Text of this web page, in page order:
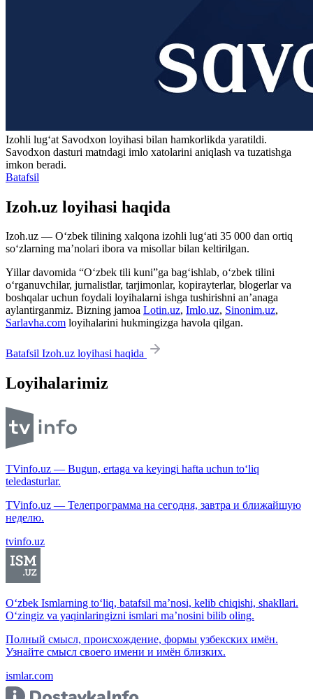
Izohli lugʻat Savodxon loyihasi bilan hamkorlikda yaratildi.
Savodxon dasturi matndagi imlo xatolarini aniqlash va tuzatishga
imkon beradi.
Batafsil
Izoh.uz loyihasi haqida
Izoh.uz — O‘zbek tilining xalqona izohli lug‘ati 35 000 dan ortiq
so‘zlarning ma’nolari ibora va misollar bilan keltirilgan.
Yillar davomida “O‘zbek tili kuni”ga bag‘ishlab, o‘zbek tilini
o‘rganuvchilar, jurnalistlar, tarjimonlar, kopirayterlar, blogerlar va
boshqalar uchun foydali loyihalarni ishga tushirishni an’anaga
aylantirganmiz. Bizning jamoa Lotin.uz, Imlo.uz, Sinonim.uz,
Sarlavha.com loyihalarini hukmingizga havola qilgan.
Batafsil Izoh.uz loyihasi haqida
Loyihalarimiz
TVinfo.uz — Bugun, ertaga va keyingi hafta uchun to‘liq
teledasturlar.
TVinfo.uz — Телепрограмма на сегодня, завтра и ближайшую
неделю.
tvinfo.uz
O‘zbek Ismlarning to‘liq, batafsil ma’nosi, kelib chiqishi, shakllari.
O‘zingiz va yaqinlaringizni ismlari ma’nosini bilib oling.
Полный смысл, происхождение, формы узбекских имён.
Узнайте смысл своего имени и имён близких.
ismlar.com